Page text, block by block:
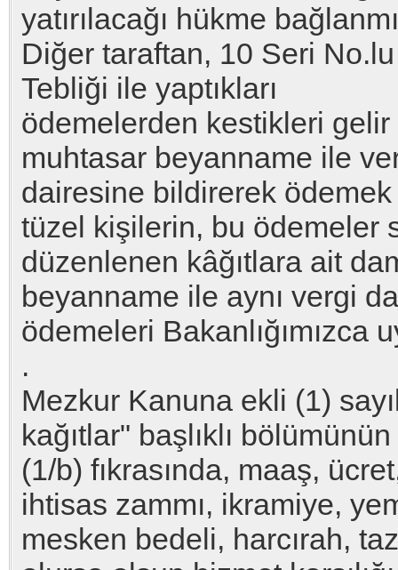
yatırılacağı hükme
Diğer taraftan, 10 Seri
Tebliği ile yaptıkları
ödemelerden kestikleri gelir
muhtasar beyanname ile
dairesine bildirerek
tüzel kişilerin, bu ödemeler
düzenlenen kâğıtlara ait
beyanname ile aynı vergi
ödemeleri Bakanlığımızca
.
Mezkur Kanuna ekli (1)
kağıtlar" başlıklı bölümünün
(1/b) fıkrasında, maaş,
ihtisas zammı, ikramiye,
mesken bedeli, harcırah,